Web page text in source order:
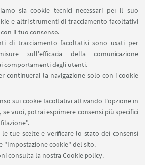
sia cookie tecnici necessari per il suo
e altri strumenti di tracciamento facoltativi
il tuo consenso.
di tracciamento facoltativi sono usati per
sull'efficacia della comunicazione
comportamenti degli utenti.
continuerai la navigazione solo con i cookie
sui cookie facoltativi attivando l'opzione in
se vuoi, potrai esprimere consensi più specifici
tue scelte e verificare lo stato dei consensi
"Impostazione cookie" del sito.
consulta la nostra Cookie policy.